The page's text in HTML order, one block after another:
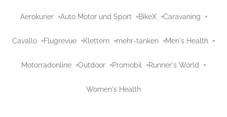
Aerokurier Auto Motor und Sport BikeX Caravaning
Cavallo Flugrevue Klettern mehr-tanken Men's Health
Motorradonline Outdoor Promobil Runner's World
Women's Health